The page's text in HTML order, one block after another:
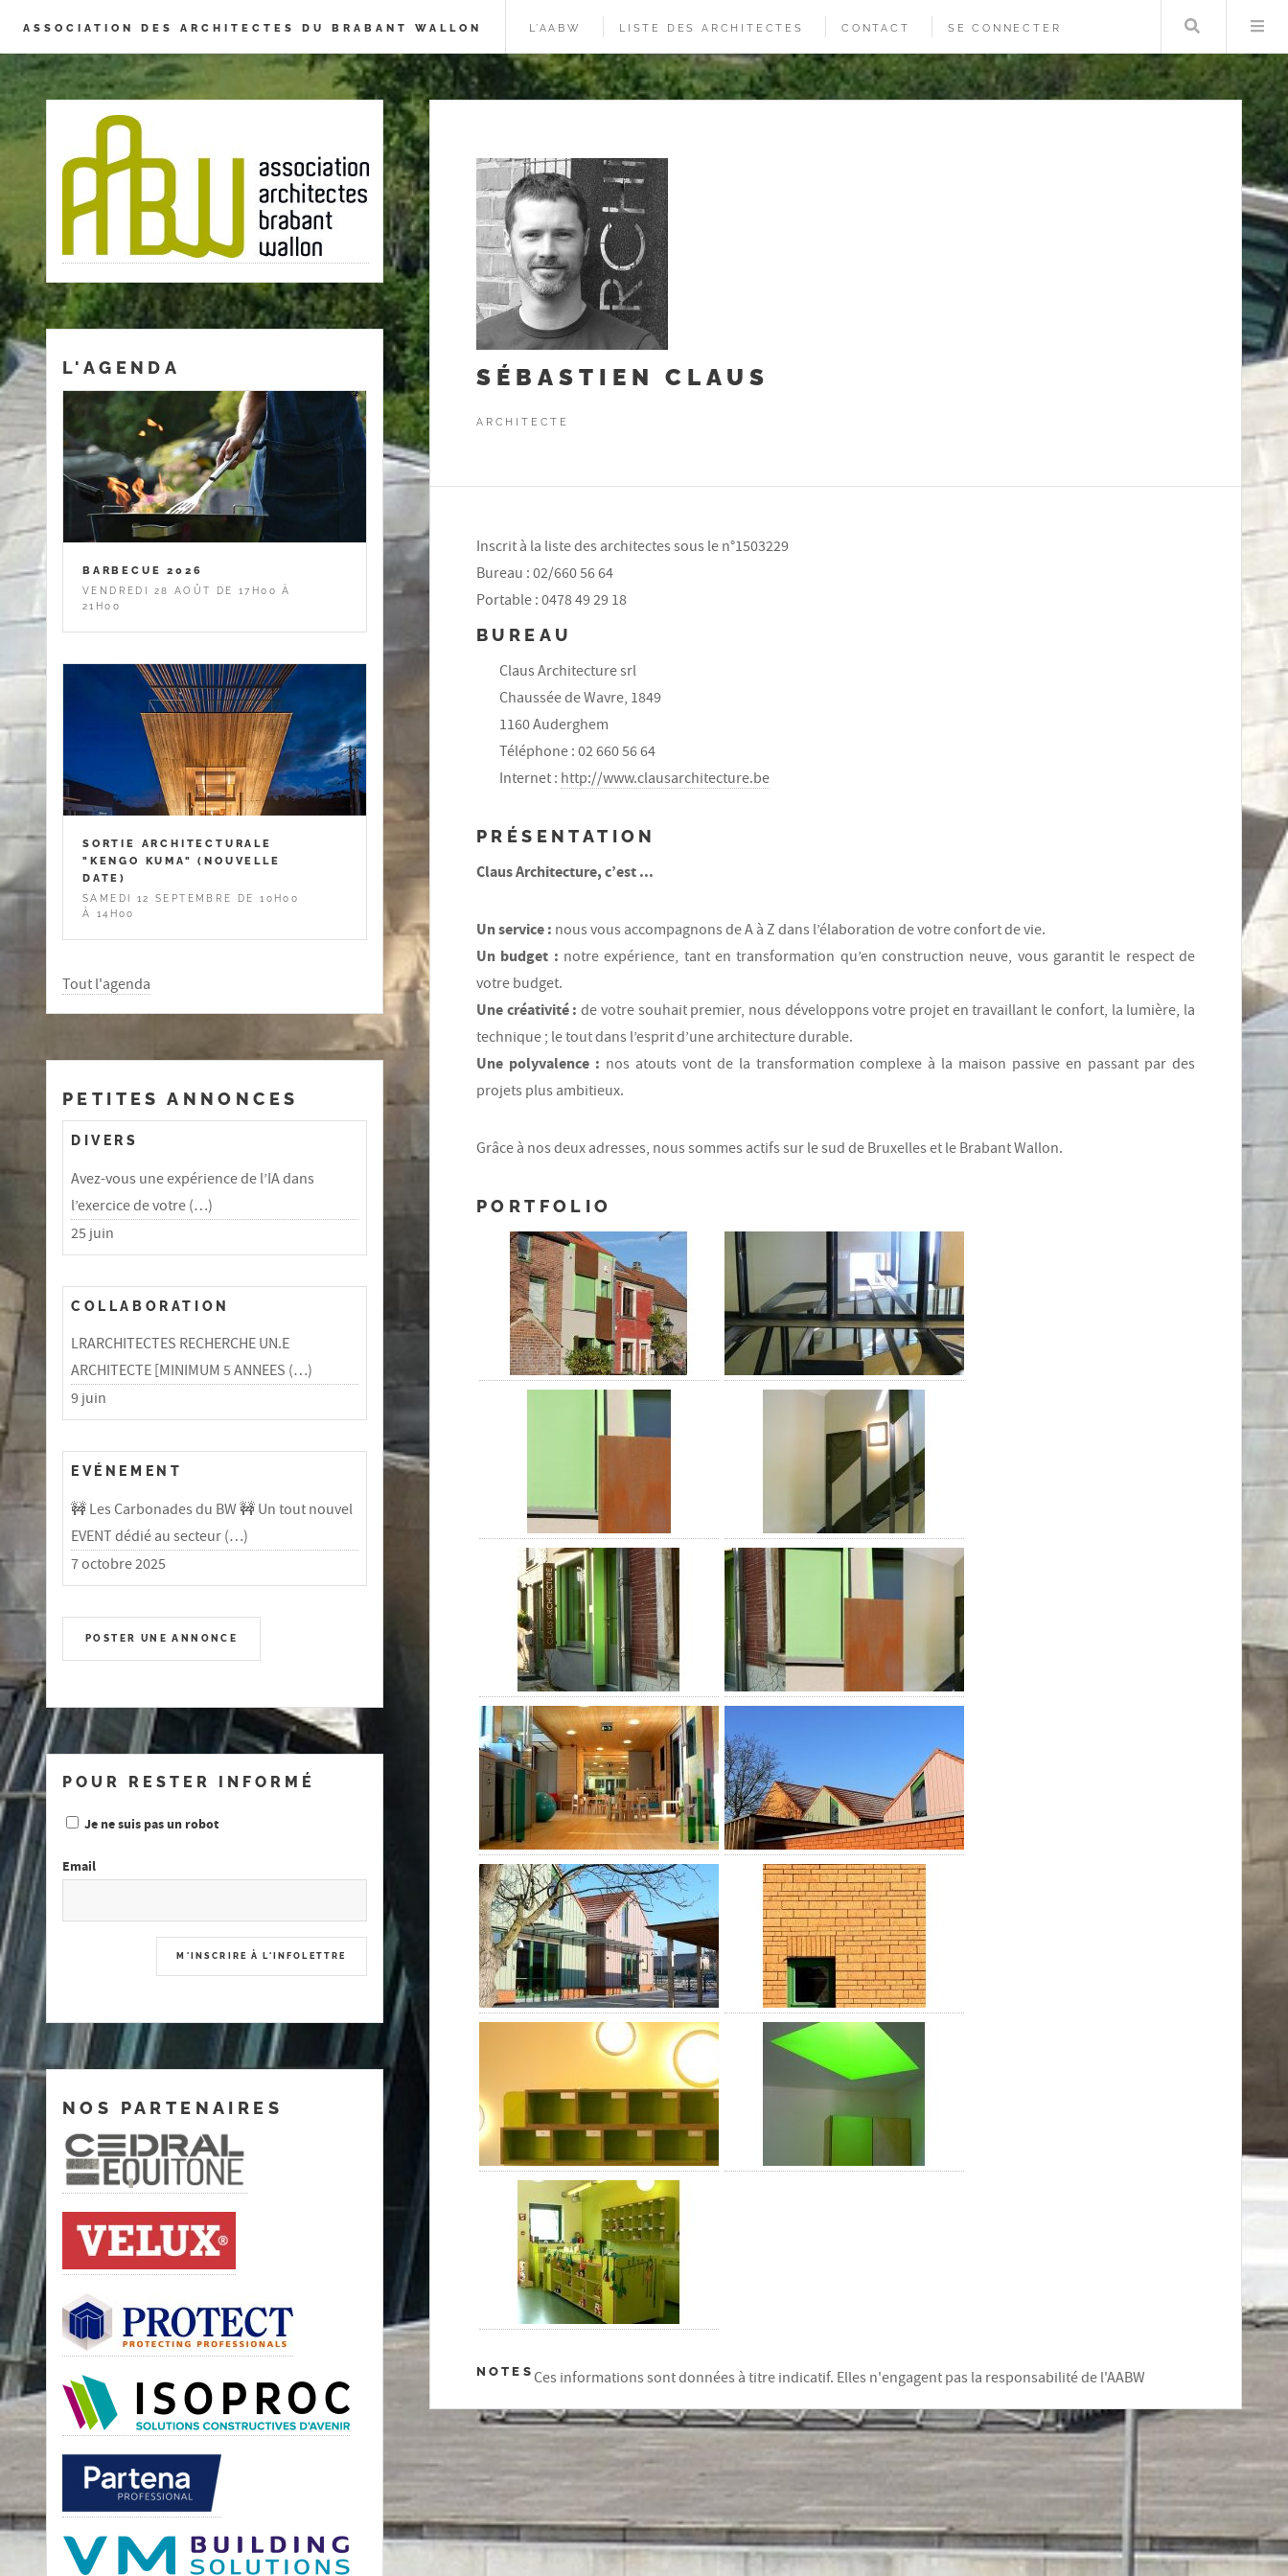
ASSOCIATION DES ARCHITECTES DU BRABANT WALLON L’AABW LISTE DES ARCHITECTES CONTACT SE CONNECTER Rechercher
SÉBASTIEN CLAUS
ARCHITECTE
Inscrit à la liste des architectes sous le n°1503229
Bureau : 02/660 56 64
Portable : 0478 49 29 18
BUREAU
Claus Architecture srl
Chaussée de Wavre, 1849
1160 Auderghem
Téléphone : 02 660 56 64
Internet : http://www.clausarchitecture.be
PRÉSENTATION
Claus Architecture, c’est ...
Un service : nous vous accompagnons de A à Z dans l’élaboration de votre confort de vie.
Un budget : notre expérience, tant en transformation qu’en construction neuve, vous garantit le respect de
votre budget.
Une créativité :de votre souhait premier, nous développons votre projet en travaillant le confort, la lumière, la
technique ; le tout dans l’esprit d’une architecture durable.
Une polyvalence : nos atouts vont de la transformation complexe à la maison passive en passant par des
projets plus ambitieux.
Grâce à nos deux adresses, nous sommes actifs sur le sud de Bruxelles et le Brabant Wallon.
PORTFOLIO
NOTES Ces informations sont données à titre indicatif. Elles n'engagent pas la responsabilité de l'AABW
L'AGENDA
BARBECUE 2026
VENDREDI 28 AOÛT DE 17H00 À
21H00
SORTIE ARCHITECTURALE
"KENGO KUMA" (NOUVELLE
DATE)
SAMEDI 12 SEPTEMBRE DE 10H00
À 14H00
Tout l'agenda
PETITES ANNONCES
DIVERS
Avez-vous une expérience de l’IA dans
l’exercice de votre (…)
25 juin
COLLABORATION
LRARCHITECTES RECHERCHE UN.E
ARCHITECTE [MINIMUM 5 ANNEES (…)
9 juin
EVÉNEMENT
🚧 Les Carbonades du BW 🚧 Un tout nouvel
EVENT dédié au secteur (…)
7 octobre 2025
POSTER UNE ANNONCE
POUR RESTER INFORMÉ
Je ne suis pas un robot
Email
NOS PARTENAIRES